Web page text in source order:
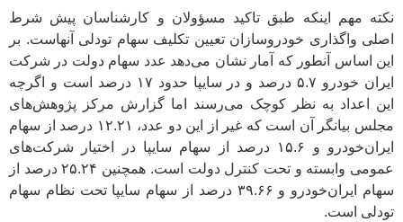
نکته مهم اینکه طبق تاکید مسؤولان و کارشناسان پیش شرط
اصلی واگذاری خودروسازان تعیین تکلیف سهام تودلی آنهاست. بر
این اساس آنطور که آمار نشان می‌دهد عدد سهام دولت در شرکت
ایران خودرو ۵.۷ درصد و در سایپا حدود ۱۷ درصد است و اگرچه
این اعداد به نظر کوچک می‌رسند اما گزارش مرکز پژوهش‌های
مجلس بیانگر آن است که غیر از این دو عدد، ۱۲.۲۱ درصد از سهام
ایران‌خودرو و ۱۵.۶ درصد از سهام سایپا در اختیار شرکت‌های
عمومی وابسته و تحت کنترل دولت است. همچنین ۲۵.۲۴ درصد از
سهام ایران‌خودرو و ۳۹.۶۶ درصد از سهام سایپا تحت نظام سهام
تودلی است.